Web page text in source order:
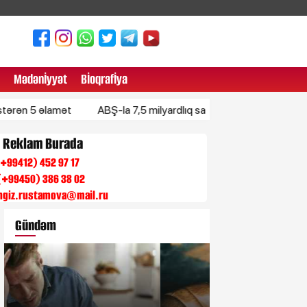
Mədənİyyət Bİoqrafİya
ABŞ-la 7,5 milyardlıq saziş: Azərbaycan nələr alacaq?
Burada
452 97 17
386 38 02
Gündəm